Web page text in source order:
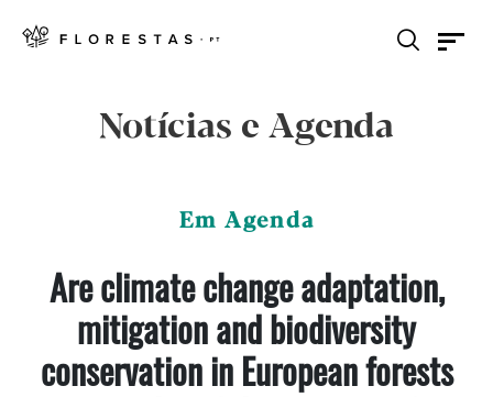
Notícias e Agenda
Em Agenda
Are climate change adaptation,
mitigation and biodiversity
conservation in European forests